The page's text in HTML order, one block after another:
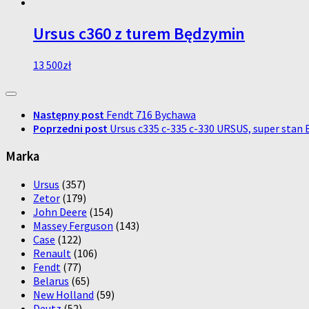
Ursus c360 z turem Będzymin
13 500zł
Następny post Fendt 716 Bychawa
Poprzedni post Ursus c335 c-335 c-330 URSUS, super
Marka
Ursus (357)
Zetor (179)
John Deere (154)
Massey Ferguson (143)
Case (122)
Renault (106)
Fendt (77)
Belarus (65)
New Holland (59)